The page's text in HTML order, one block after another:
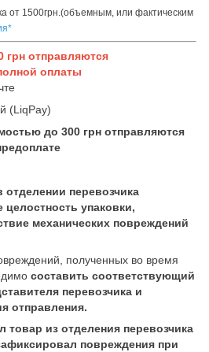
1500грн.(объемным, или фактическим
грн отправляются
оплаты
(LiqPay)
до 300 грн отправляются
отделении перевозчика
целостность упаковки,
механических повреждений
полученных во время
составить соответствующий
перевозчика и
отправления.
товар из отделения перевозчика
повреждения при